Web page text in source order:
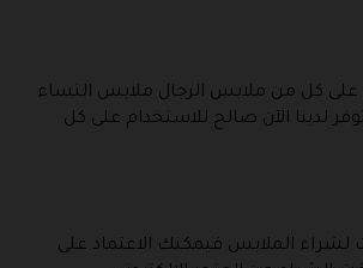
على الرغم من أن عروض الجمعة البيضاء قد انتهت بالفعل من المتجر الا ان المتجر مازال وفر عروض تصل الى 50 على كل من ملابس الرجال ملابس النساء
لدينا الآن صالح للاستخدام على كل
لشراء الملابس فيمكنك الاعتماد على